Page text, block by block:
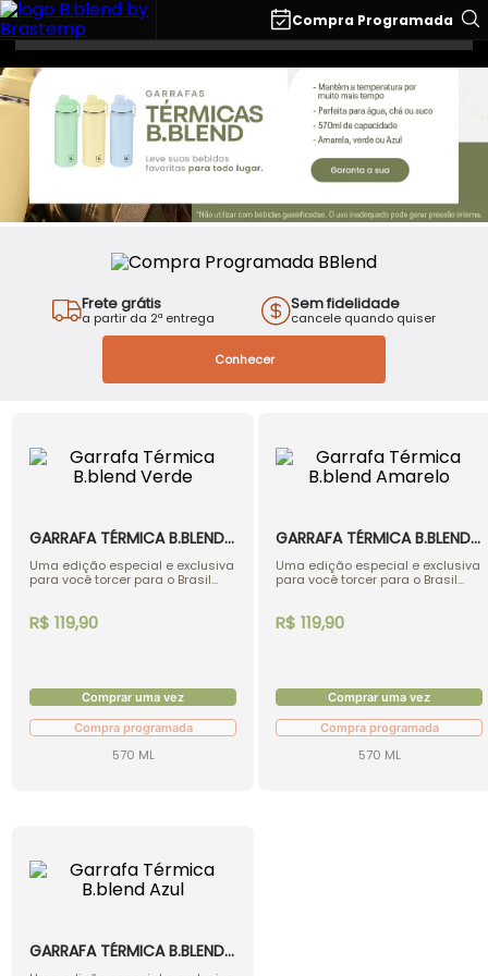
Compra Programada
O que você está buscando?
Frete grátis
a partir da 2ª entrega
Sem fidelidade
cancele quando quiser
Conhecer
GARRAFA TÉRMICA B.BLEND
VERDE
Uma edição especial e exclusiva
para você torcer para o Brasil
cores da seleção.
R$ 119,90
Comprar uma vez
Compra programada
570 ML
GARRAFA TÉRMICA B.BLEND
AMARELO
Uma edição especial e exclusiva
para você torcer para o Brasil
cores da seleção.
R$ 119,90
Comprar uma vez
Compra programada
570 ML
GARRAFA TÉRMICA B.BLEND
AZUL